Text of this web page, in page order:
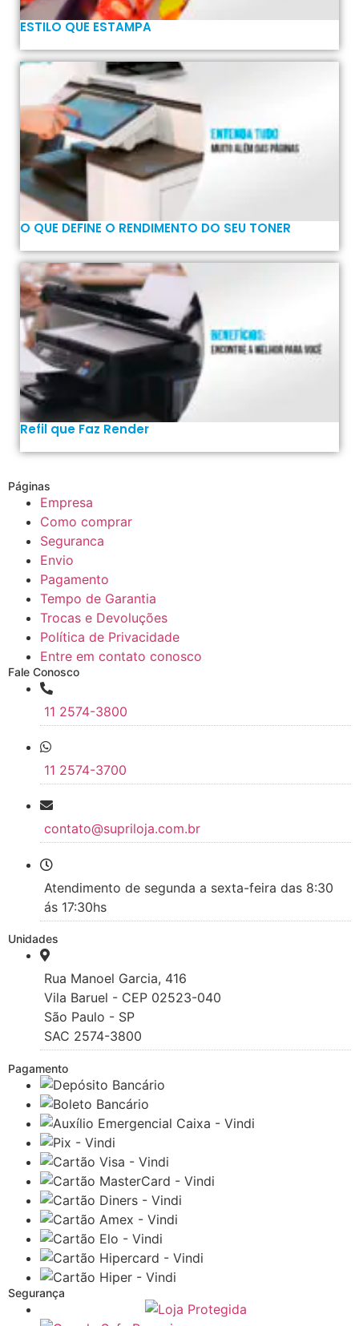
ESTILO QUE ESTAMPA
O QUE DEFINE O RENDIMENTO DO SEU TONER
Refil que Faz Render
Páginas
Empresa
Como comprar
Seguranca
Envio
Pagamento
Tempo de Garantia
Trocas e Devoluções
Política de Privacidade
Entre em contato conosco
Fale Conosco
11 2574-3800
11 2574-3700
contato@supriloja.com.br
Atendimento de segunda a sexta-feira das 8:30
ás 17:30hs
Unidades
Rua Manoel Garcia, 416
Vila Baruel - CEP 02523-040
São Paulo - SP
SAC 2574-3800
Pagamento
Segurança